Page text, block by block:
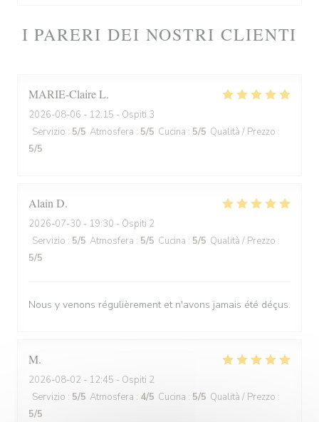
I PARERI DEI NOSTRI CLIENTI
MARIE-ClaireL
2026-08-06 - 12:15 - Ospiti 3
Servizio : 5/5 Atmosfera : 5/5 Cucina : 5/5 Qualità / Prezzo :
5/5
Alain D
2026-07-30 - 19:30 - Ospiti 2
Servizio : 5/5 Atmosfera : 5/5 Cucina : 5/5 Qualità / Prezzo :
5/5
Nous y venons régulièrement et n'avons jamais été déçus.
M
2026-08-02 - 12:45 - Ospiti 2
Servizio : 5/5 Atmosfera : 4/5 Cucina : 5/5 Qualità / Prezzo :
5/5